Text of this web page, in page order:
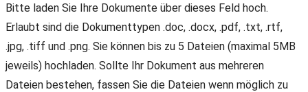
Bitte laden Sie Ihre Dokumente über dieses Feld hoch.
Erlaubt sind die Dokumenttypen .doc, .docx, .pdf, .txt, .rtf,
.jpg, .tiff und .png. Sie können bis zu 5 Dateien (maximal 5MB
jeweils) hochladen. Sollte Ihr Dokument aus mehreren
Dateien bestehen, fassen Sie die Dateien wenn möglich zu